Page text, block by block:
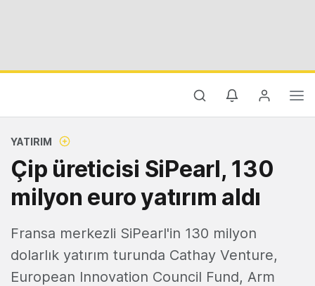
YATIRIM
Çip üreticisi SiPearl, 130
milyon euro yatırım aldı
Fransa merkezli SiPearl'in 130 milyon
dolarlık yatırım turunda Cathay Venture,
European Innovation Council Fund, Arm